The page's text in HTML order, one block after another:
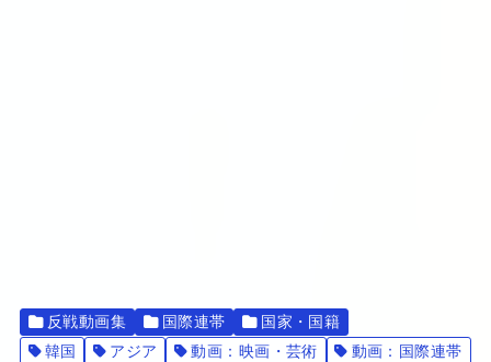
反戦動画集 国際連帯
国家・国籍
韓国
アジア 動画：映画・芸術
動画：国際連帯